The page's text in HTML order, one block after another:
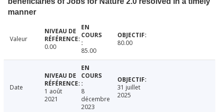
manner
Valeur
0.00
85.00
80.00
Date
1 août
2021
8
décembre
2023
31 juillet
2025